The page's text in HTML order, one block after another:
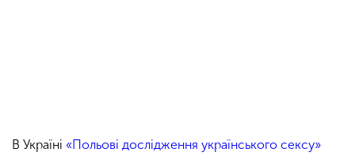
В Україні «Польові дослідження українського сексу»